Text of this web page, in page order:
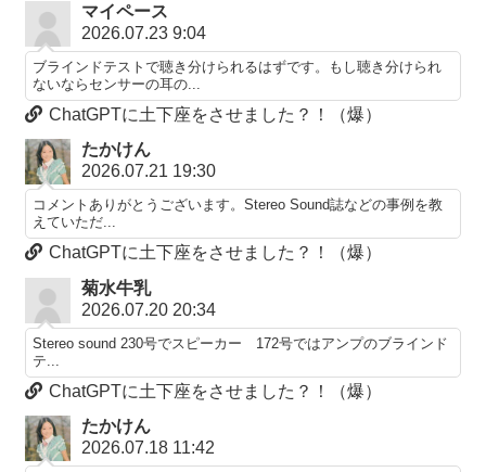
マイペース
2026.07.23 9:04
ブラインドテストで聴き分けられるはずです。もし聴き分けられ
ないならセンサーの耳の...
ChatGPTに土下座をさせました？！（爆）
たかけん
2026.07.21 19:30
コメントありがとうございます。Stereo Sound誌などの事例を教
えていただ...
ChatGPTに土下座をさせました？！（爆）
菊水牛乳
2026.07.20 20:34
Stereo sound 230号でスピーカー 172号ではアンプのブラインド
テ...
ChatGPTに土下座をさせました？！（爆）
たかけん
2026.07.18 11:42